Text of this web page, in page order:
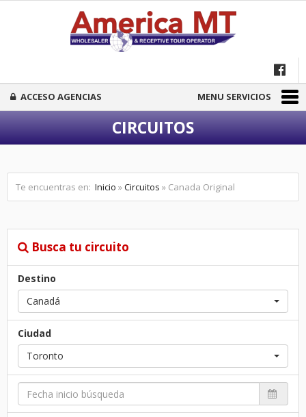
ACCESO AGENCIAS MENU SERVICIOS
CIRCUITOS
Te encuentras en: Inicio »Circuitos » Canada Original
Busca tu circuito
Destino
Canadá
Ciudad
Toronto